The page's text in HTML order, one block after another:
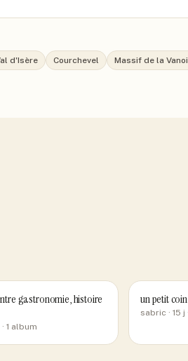
d'Isère Courchevel Massif de la
gastronomie, histoire
· 1 album
un petit
sabric · 15 j